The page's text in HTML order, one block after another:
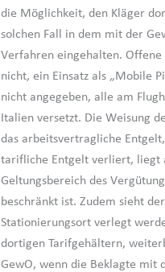
die Möglichkeit, den Kläger
solchen Fall in dem mit der
Verfahren eingehalten.
nicht, ein Einsatz als „Mobile
nicht angegeben, alle am
Italien versetzt. Die Weisung
das arbeitsvertragliche
tarifliche Entgelt verliert, liegt
Geltungsbereich des
beschränkt ist. Zudem sieht
Stationierungsort verlegt
dortigen Tarifgehältern,
GewO, wenn die Beklagte mit